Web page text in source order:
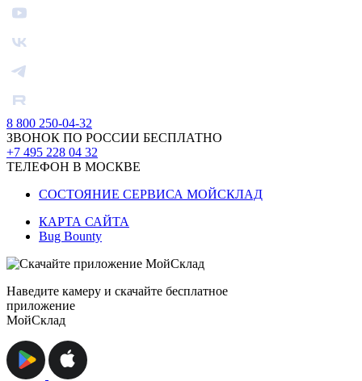
8 800 250-04-32
ЗВОНОК ПО РОССИИ БЕСПЛАТНО
+7 495 228 04 32
ТЕЛЕФОН В МОСКВЕ
СОСТОЯНИЕ СЕРВИСА МОЙСКЛАД
КАРТА САЙТА
Bug Bounty
Наведите камеру и скачайте бесплатное
приложение
МойСклад